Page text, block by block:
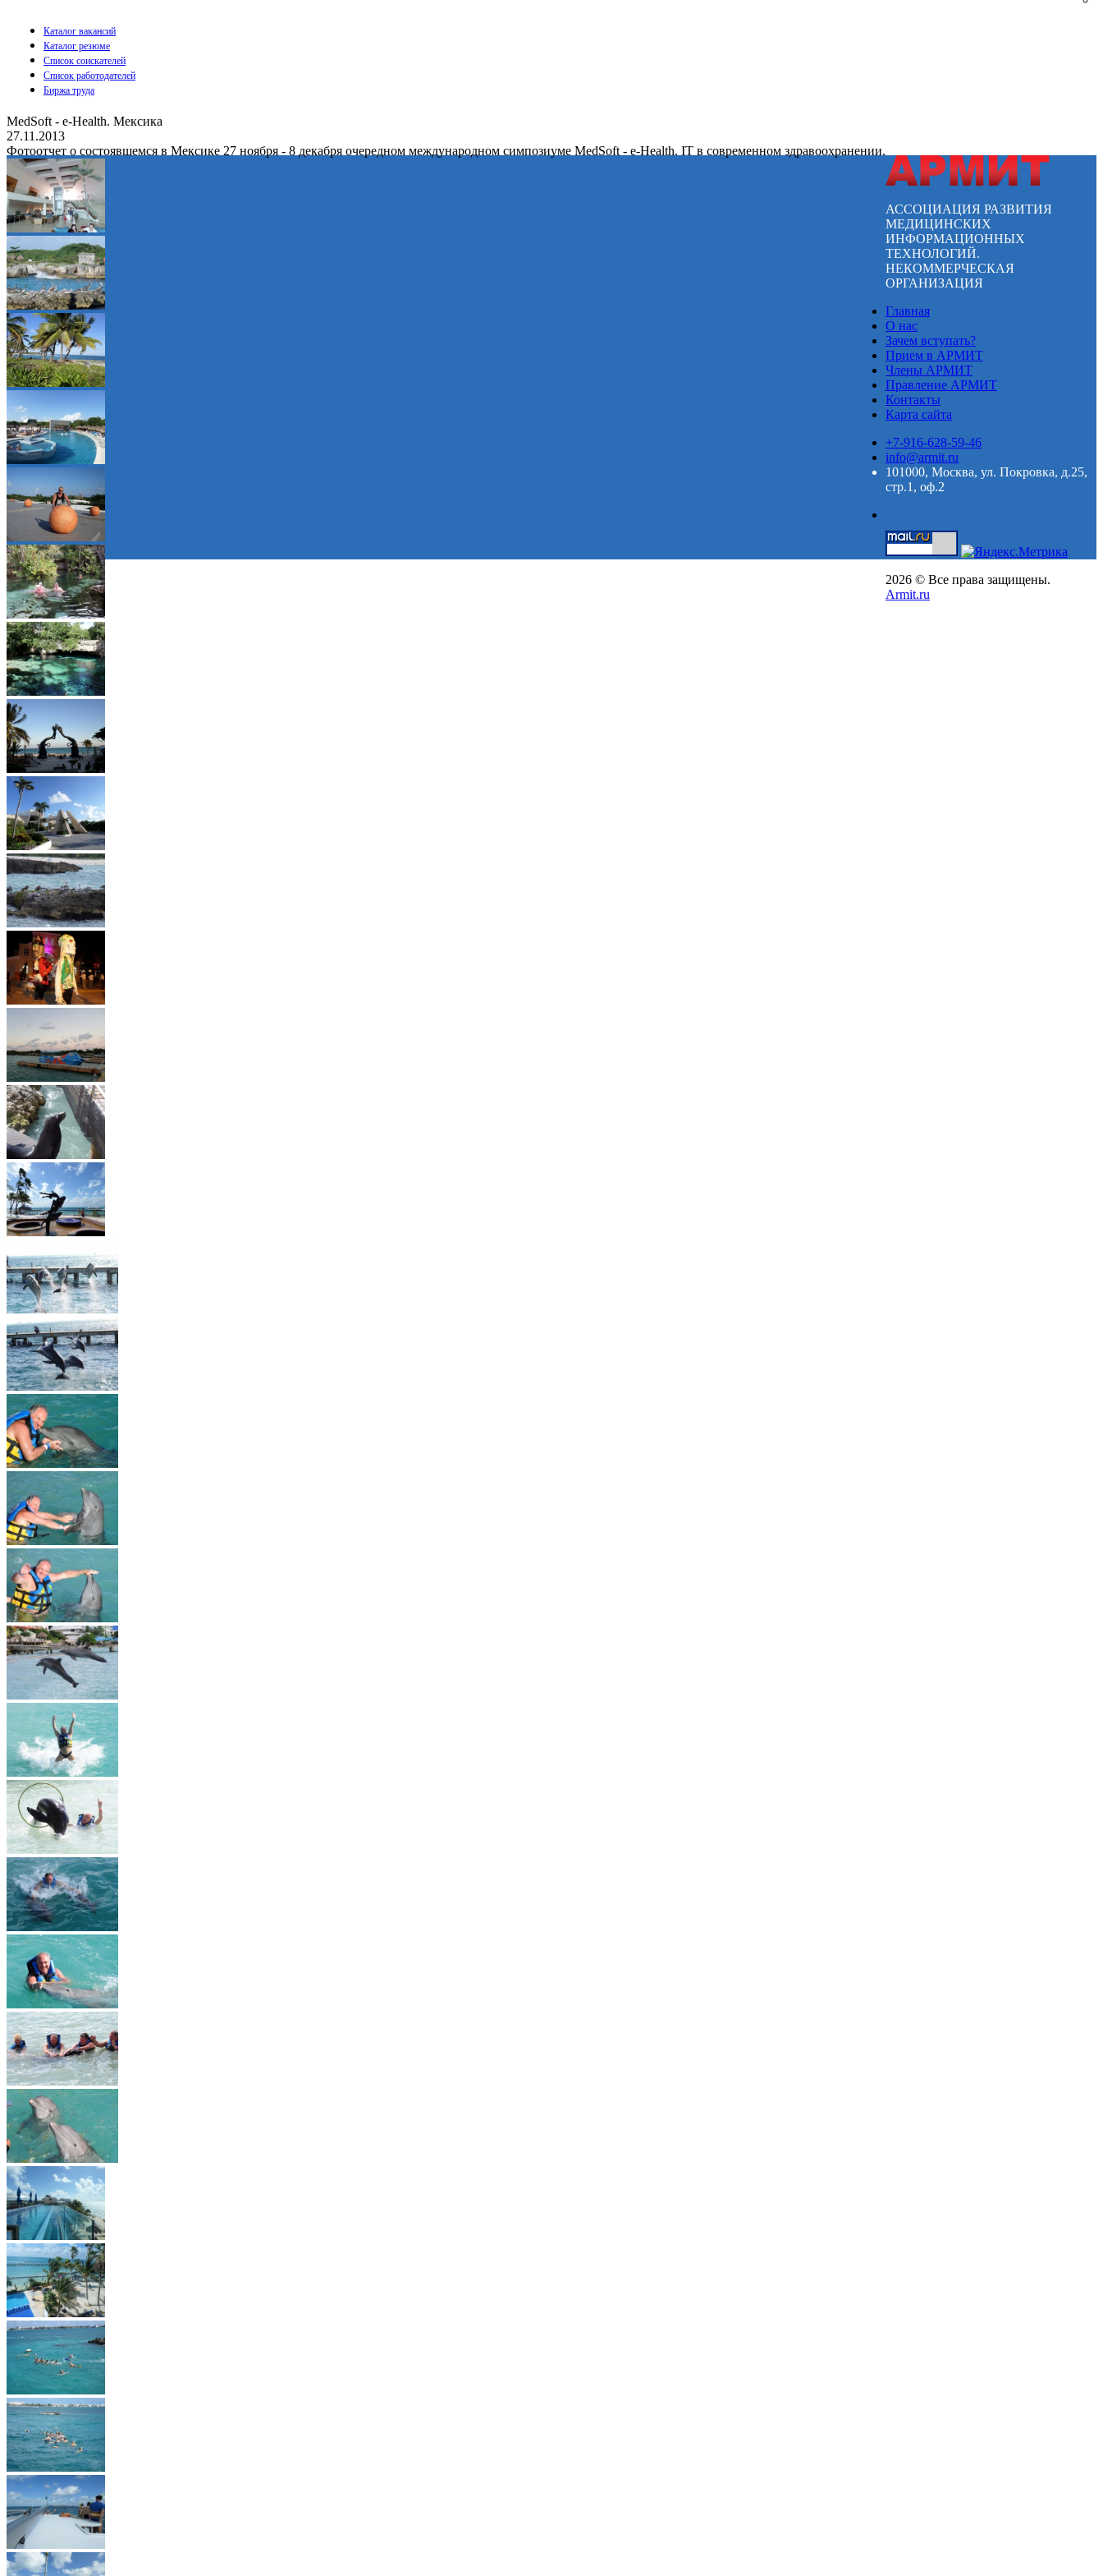
Каталог вакансий
Каталог резюме
Список соискателей
Список работодателей
Биржа труда
MedSoft - e-Health. Мексика
27.11.2013
Фотоотчет о состоявшемся в Мексике 27 ноября - 8 декабря очередном международном симпозиуме MedSoft - e-Health. IT в современном здравоохранении.
АССОЦИАЦИЯ РАЗВИТИЯ
МЕДИЦИНСКИХ
ИНФОРМАЦИОННЫХ
ТЕХНОЛОГИЙ.
НЕКОММЕРЧЕСКАЯ
ОРГАНИЗАЦИЯ
Главная
О нас
Зачем вступать?
Прием в АРМИТ
Члены АРМИТ
Правление АРМИТ
Контакты
Карта сайта
+7-916-628-59-46
info@armit.ru
101000, Москва, ул. Покровка, д.25,
стр.1, оф.2
2026 © Все права защищены.
Armit.ru